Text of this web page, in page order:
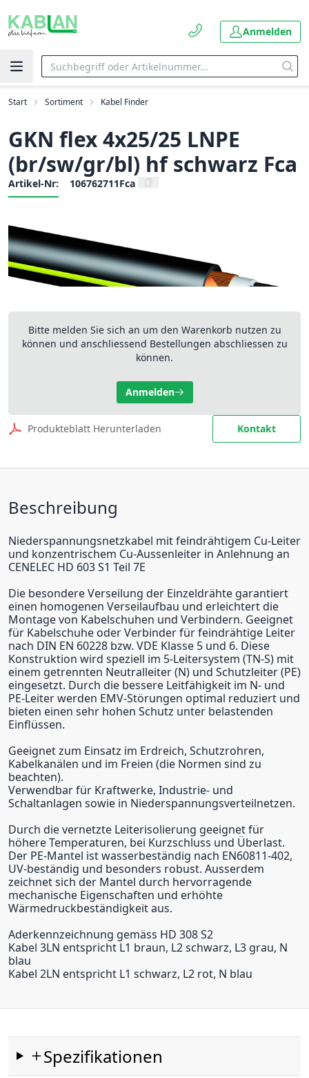
Anmelden
Start Sortiment Kabel Finder
GKN flex 4x25/25 LNPE
(br/sw/gr/bl) hf schwarz Fca
Artikel-Nr: 106762711Fca
Bitte melden Sie sich an um den Warenkorb nutzen zu
können und anschliessend Bestellungen abschliessen zu
können.
Anmelden
Produkteblatt Herunterladen Kontakt
Beschreibung
Niederspannungsnetzkabel mit feindrähtigem Cu-Leiter
und konzentrischem Cu-Aussenleiter in Anlehnung an
CENELEC HD 603 S1 Teil 7E
Die besondere Verseilung der Einzeldrähte garantiert
einen homogenen Verseilaufbau und erleichtert die
Montage von Kabelschuhen und Verbindern. Geeignet
für Kabelschuhe oder Verbinder für feindrähtige Leiter
nach DIN EN 60228 bzw. VDE Klasse 5 und 6. Diese
Konstruktion wird speziell im 5-Leitersystem (TN-S) mit
einem getrennten Neutralleiter (N) und Schutzleiter (PE)
eingesetzt. Durch die bessere Leitfähigkeit im N- und
PE-Leiter werden EMV-Störungen optimal reduziert und
bieten einen sehr hohen Schutz unter belastenden
Einflüssen.
Geeignet zum Einsatz im Erdreich, Schutzrohren,
Kabelkanälen und im Freien (die Normen sind zu
beachten).
Verwendbar für Kraftwerke, Industrie- und
Schaltanlagen sowie in Niederspannungsverteilnetzen.
Durch die vernetzte Leiterisolierung geeignet für
höhere Temperaturen, bei Kurzschluss und Überlast.
Der PE-Mantel ist wasserbeständig nach EN60811-402,
UV-beständig und besonders robust. Ausserdem
zeichnet sich der Mantel durch hervorragende
mechanische Eigenschaften und erhöhte
Wärmedruckbeständigkeit aus.
Aderkennzeichnung gemäss HD 308 S2
Kabel 3LN entspricht L1 braun, L2 schwarz, L3 grau, N
blau
Kabel 2LN entspricht L1 schwarz, L2 rot, N blau
Spezifikationen